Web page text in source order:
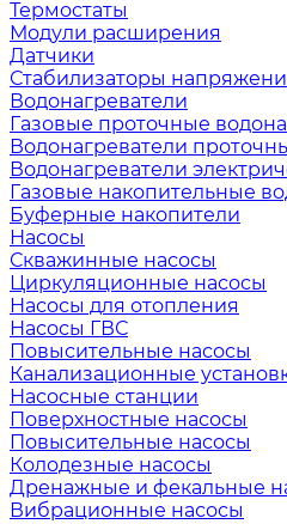
Термостаты
Модули расширения
Датчики
Стабилизаторы
Водонагреватели
Газовые проточные
Водонагреватели
Водонагреватели
Газовые накопительные
Буферные накопители
Насосы
Скважинные насосы
Циркуляционные насосы
Насосы для отопления
Насосы ГВС
Повысительные насосы
Канализационные
Насосные станции
Поверхностные насосы
Повысительные насосы
Колодезные насосы
Дренажные и фекальные
Вибрационные насосы